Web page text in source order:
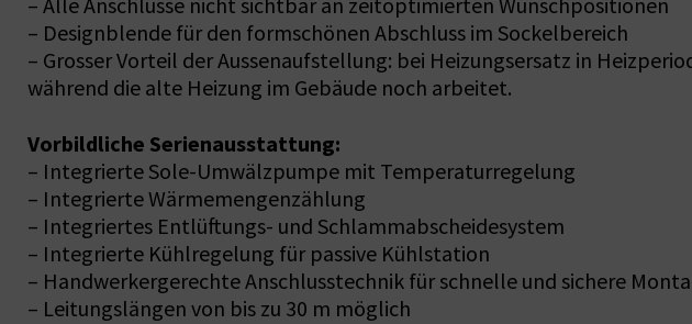
– Alle Anschlüsse nicht sichtbar an zeitoptimierten Wunschpositionen
– Designblende für den formschönen Abschluss im Sockelbereich
– Grosser Vorteil der Aussenaufstellung: bei Heizungsersatz in
während die alte Heizung im Gebäude noch arbeitet.
Vorbildliche Serienausstattung:
– Integrierte Sole-Umwälzpumpe mit Temperaturregelung
– Integrierte Wärmemengenzählung
– Integriertes Entlüftungs- und Schlammabscheidesystem
– Integrierte Kühlregelung für passive Kühlstation
– Handwerkergerechte Anschlusstechnik für schnelle und sichere
– Leitungslängen von bis zu 30 m möglich